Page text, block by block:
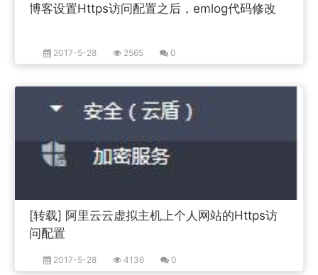
博客设置Https访问配置之后，emlog代码修改
2017-5-28 2565 0
[转载] 阿里云云虚拟主机上个人网站的Https访
问配置
2017-5-28 4136 0